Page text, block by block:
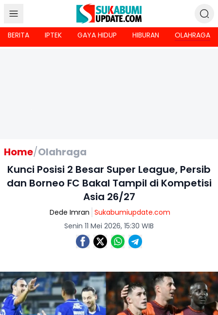
BERITA IPTEK GAYA HIDUP HIBURAN OLAHRAGA
Home/Olahraga
Kunci Posisi 2 Besar Super League, Persib
dan Borneo FC Bakal Tampil di Kompetisi
Asia 26/27
Dede Imran Sukabumiupdate.com
Senin 11 Mei 2026, 15:30 WIB